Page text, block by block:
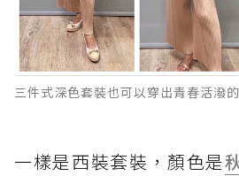
三件式深色套裝也可以穿出青春活潑
一樣是西裝套裝，顏色是